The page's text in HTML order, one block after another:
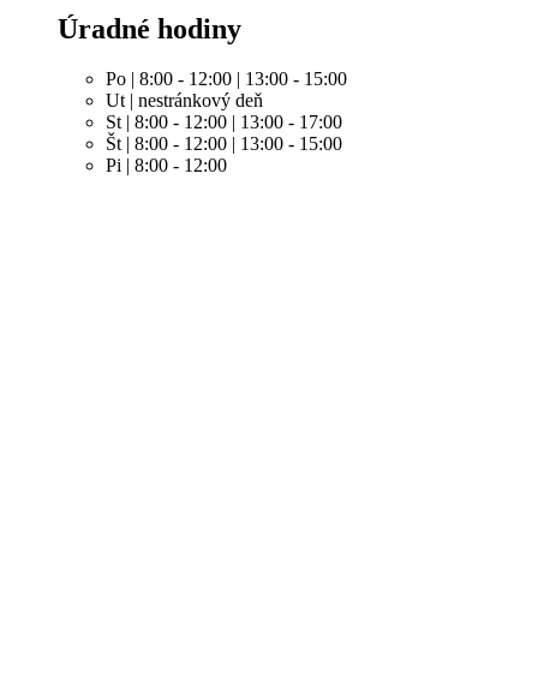
Úradné hodiny
Po | 8:00 - 12:00 | 13:00 - 15:00
Ut | nestránkový deň
St | 8:00 - 12:00 | 13:00 - 17:00
Št | 8:00 - 12:00 | 13:00 - 15:00
Pi | 8:00 - 12:00